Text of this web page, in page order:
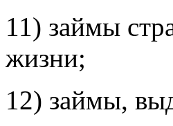
11) займы
жизни;
12) займы,